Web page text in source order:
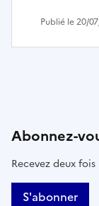
Publié le 20/
Abonnez-
Recevez deux
S'abonner